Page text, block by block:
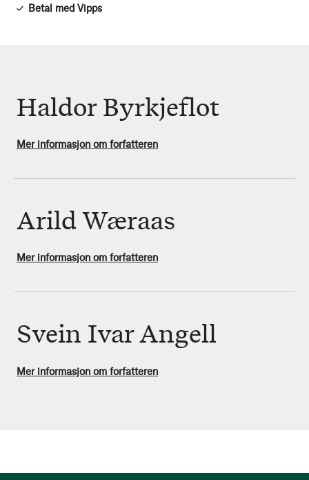
Betal med Vipps
Haldor Byrkjeflot
Mer informasjon om forfatteren
Arild Wæraas
Mer informasjon om forfatteren
Svein Ivar Angell
Mer informasjon om forfatteren